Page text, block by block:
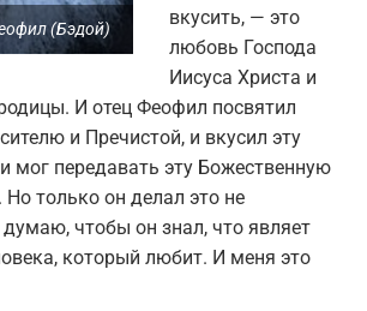
(Бэдой)
вкусить, — это
любовь Господа
Иисуса Христа и
И отец Феофил посвятил
и Пречистой, и вкусил эту
мог передавать эту Божественную
только он делал это не
думаю, чтобы он знал, что являет
который любит. И меня это